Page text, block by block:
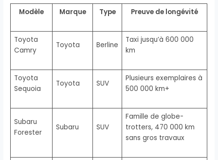
Modèle Marque Type Preuve de longévité
Toyota
Camry
Toyota Berline
Taxi jusqu’à 600 000
km
Toyota
Sequoia
Toyota SUV
Plusieurs exemplaires à
500 000 km+
Subaru
Forester
Subaru SUV
Famille de globe-
trotters, 470 000 km
sans gros travaux